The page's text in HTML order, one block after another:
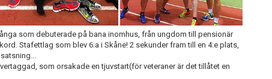
som debuterade på bana inomhus, från ungdom till pensionär
Stafettlag som blev 6:a i Skåne! 2 sekunder fram till en 4:e plats,
som orsakade en tjuvstart(för veteraner är det tillåtet en